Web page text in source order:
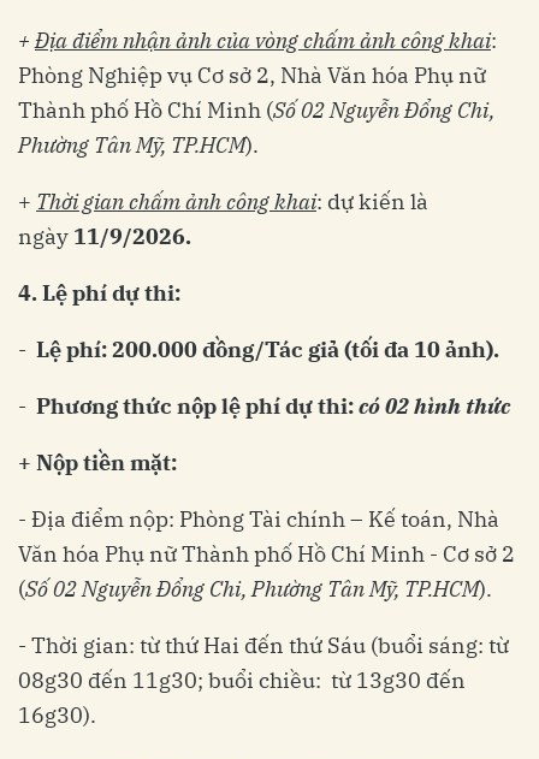
+Địa điểm nhận ảnh của vòng chấm ảnh công khai:
Phòng Nghiệp vụ Cơ sở 2, Nhà Văn hóa Phụ nữ
Thành phố Hồ Chí Minh (Số 02 Nguyễn Đổng Chi,
Phường Tân Mỹ, TP.HCM).
+ Thời gian chấm ảnh công khai: dự kiến là
ngày 11/9/2026.
4.Lệ phí dự thi:
- Lệ phí: 200.000 đồng/Tác giả (tối đa 10 ảnh).
- Phương thức nộp lệ phí dự thi:có 02 hình thức
+ Nộp tiền mặt:
- Địa điểm nộp: Phòng Tài chính – Kế toán, Nhà
Văn hóa Phụ nữ Thành phố Hồ Chí Minh - Cơ sở 2
(Số 02 Nguyễn Đổng Chi, Phường Tân Mỹ, TP.HCM).
- Thời gian: từ thứ Hai đến thứ Sáu (buổi sáng: từ
08g30 đến 11g30; buổi chiều: từ 13g30 đến
16g30).